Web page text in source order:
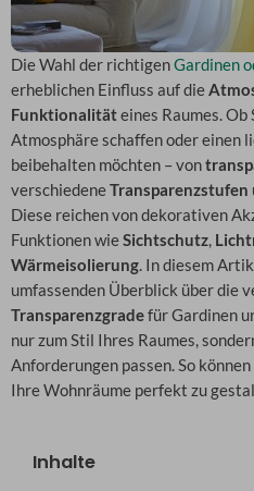
Die Wahl der richtigenGardinen
erheblichen Einfluss auf die
Funktionalitäteines Raumes.
Atmosphäre schaffen oder einen
beibehalten möchten – von
verschiedeneTransparenzstufen
Diese reichen von dekorativen
Funktionen wieSichtschutz,
Wärmeisolierung. In diesem
umfassenden Überblick über die
Transparenzgradefür Gardinen
nur zum Stil Ihres Raumes,
Anforderungen passen. So können
Ihre Wohnräume perfekt zu
Inhalte